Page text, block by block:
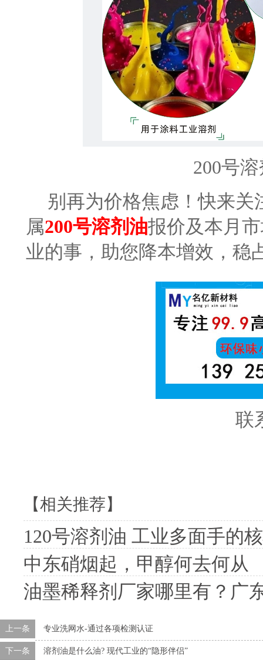
200号
别再为价格焦虑！快来关
属200号溶剂油报价及本月
业的事，助您降本增效，稳
联
【相关推荐】
120号溶剂油 工业多面手的
中东硝烟起，甲醇何去何从
油墨稀释剂厂家哪里有？广东
上一条 专业洗网水-通过各项检测认证
下一条 溶剂油是什么油? 现代工业的“隐形伴侣”